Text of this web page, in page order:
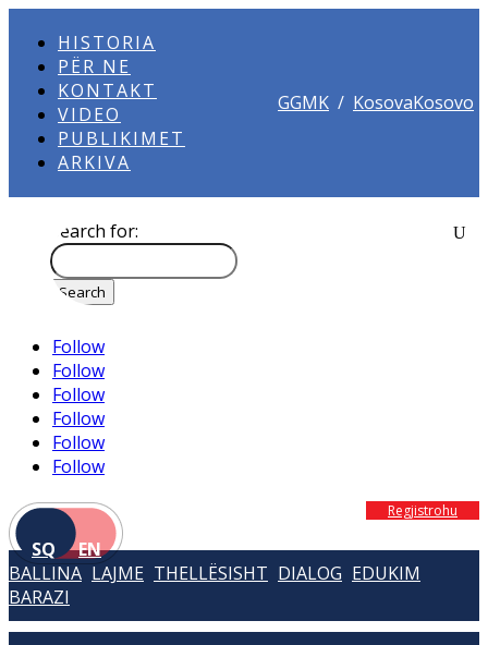
HISTORIA
PËR NE
KONTAKT
VIDEO
PUBLIKIMET
ARKIVA
GGMK / KosovaKosovo
Search for:
Follow
Follow
Follow
Follow
Follow
Follow
SQ EN
Regjistrohu
BALLINA LAJME THELLËSISHT DIALOG EDUKIM
BARAZI